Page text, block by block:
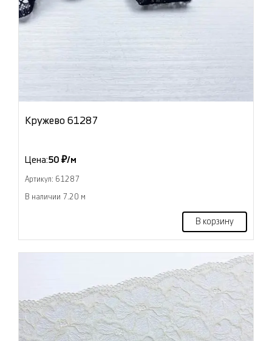
Кружево 61287
Цена:50 ₽/м
Артикул: 61287
В наличии 7.20 м
В корзину